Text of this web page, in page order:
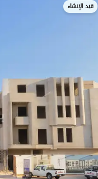
في:قيد الإنشاء